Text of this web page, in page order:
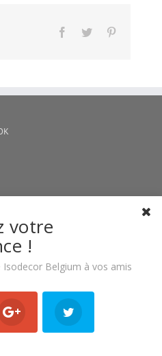
Facebook
Twitter
votre
!
Isodecor Belgium à vos amis